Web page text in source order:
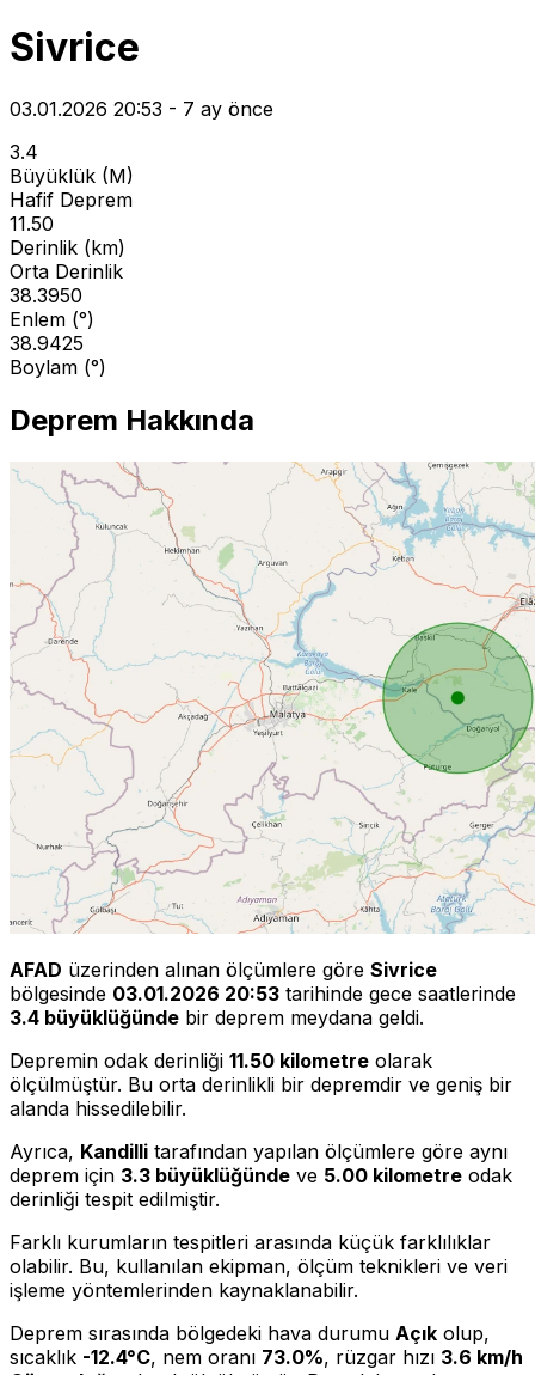
Sivrice
03.01.2026 20:53 - 7 ay önce
3.4
Büyüklük (M)
Hafif Deprem
11.50
Derinlik (km)
Orta Derinlik
38.3950
Enlem (°)
38.9425
Boylam (°)
Deprem Hakkında
AFAD üzerinden alınan ölçümlere göre Sivrice
bölgesinde 03.01.2026 20:53 tarihinde gece saatlerinde
3.4 büyüklüğünde bir deprem meydana geldi.
Depremin odak derinliği 11.50 kilometre olarak
ölçülmüştür. Bu orta derinlikli bir depremdir ve geniş bir
alanda hissedilebilir.
Ayrıca, Kandilli tarafından yapılan ölçümlere göre aynı
deprem için 3.3 büyüklüğünde ve 5.00 kilometre odak
derinliği tespit edilmiştir.
Farklı kurumların tespitleri arasında küçük farklılıklar
olabilir. Bu, kullanılan ekipman, ölçüm teknikleri ve veri
işleme yöntemlerinden kaynaklanabilir.
Deprem sırasında bölgedeki hava durumu Açık olup,
sıcaklık -12.4°C, nem oranı 73.0%, rüzgar hızı 3.6 km/h